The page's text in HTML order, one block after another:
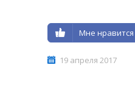
Мне нравится
19 апреля 2017